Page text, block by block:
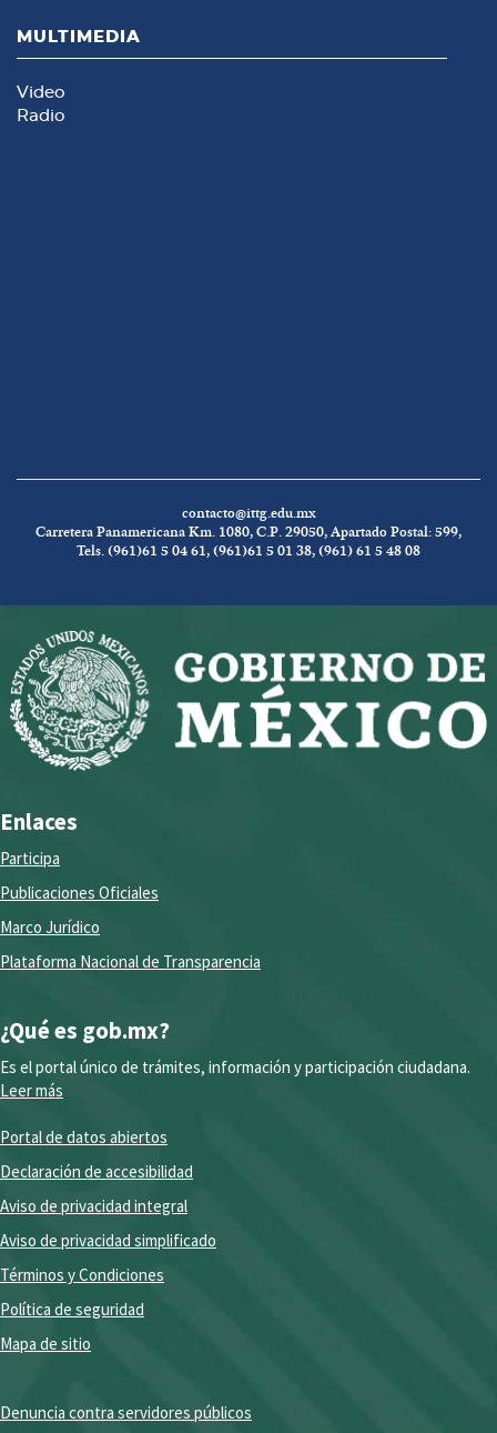
MULTIMEDIA
Video
Radio
contacto@ittg.edu.mx
Carretera Panamericana Km. 1080, C.P. 29050, Apartado Postal: 599,
Tels. (961)61 5 04 61, (961)61 5 01 38, (961) 61 5 48 08
Enlaces
Participa
Publicaciones Oficiales
Marco Jurídico
Plataforma Nacional de Transparencia
¿Qué es gob.mx?
Es el portal único de trámites, información y participación ciudadana.
Leer más
Portal de datos abiertos
Declaración de accesibilidad
Aviso de privacidad integral
Aviso de privacidad simplificado
Términos y Condiciones
Política de seguridad
Mapa de sitio
Denuncia contra servidores públicos